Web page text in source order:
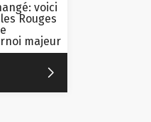
voici
Rouges
majeur
